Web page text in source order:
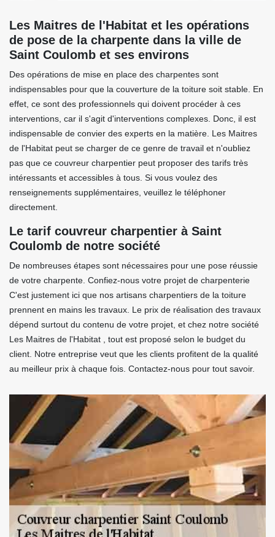
Les Maitres de l'Habitat et les opérations
de pose de la charpente dans la ville de
Saint Coulomb et ses environs
Des opérations de mise en place des charpentes sont
indispensables pour que la couverture de la toiture soit stable. En
effet, ce sont des professionnels qui doivent procéder à ces
interventions, car il s'agit d'interventions complexes. Donc, il est
indispensable de convier des experts en la matière. Les Maitres
de l'Habitat peut se charger de ce genre de travail et n'oubliez
pas que ce couvreur charpentier peut proposer des tarifs très
intéressants et accessibles à tous. Si vous voulez des
renseignements supplémentaires, veuillez le téléphoner
directement.
Le tarif couvreur charpentier à Saint
Coulomb de notre société
De nombreuses étapes sont nécessaires pour une pose réussie
de votre charpente. Confiez-nous votre projet de charpenterie
C'est justement ici que nos artisans charpentiers de la toiture
prennent en mains les travaux. Le prix de réalisation des travaux
dépend surtout du contenu de votre projet, et chez notre société
Les Maitres de l'Habitat , tout est proposé selon le budget du
client. Notre entreprise veut que les clients profitent de la qualité
au meilleur prix à chaque fois. Contactez-nous pour tout savoir.